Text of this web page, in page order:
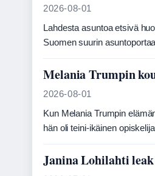
2026-08-01
Lahdesta asuntoa etsivä
Suomen suurin
Melania Trumpin
2026-08-01
Kun Melania Trumpin
hän oli teini-ikäinen
Janina Lohilahti